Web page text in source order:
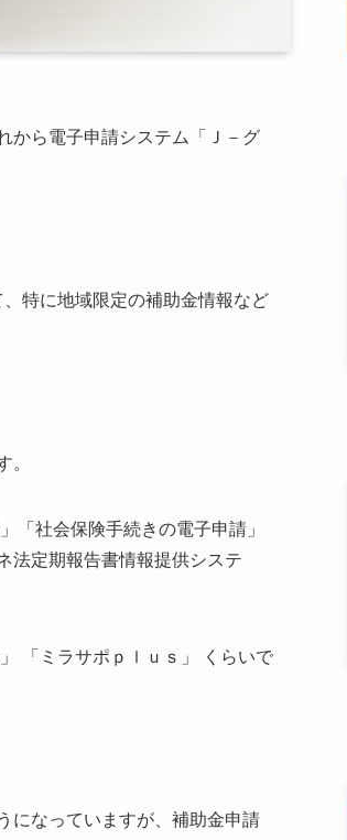
から電子申請システム「Ｊ－グ
特に地域限定の補助金情報など
。
「社会保険手続きの電子申請」
法定期報告書情報提供システ
「ミラサポｐｌｕｓ」 くらいで
になっていますが、補助金申請